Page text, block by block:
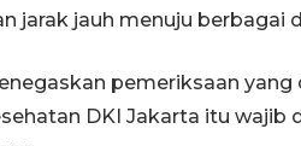
jarak jauh menuju berbagai
pemeriksaan
DKI Jakarta itu